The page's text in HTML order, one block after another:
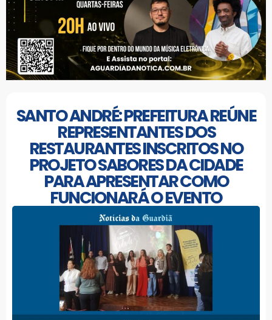
SANTO ANDRÉ: PREFEITURA REÚNE
REPRESENTANTES DOS
RESTAURANTES INSCRITOS NO
PROJETO SABORES DA CIDADE
PARA APRESENTAR COMO
FUNCIONARÁ O EVENTO